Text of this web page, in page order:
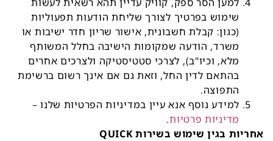
שימוש בפרטיך לצורך שליחת הודעות תפעוליות
(כגון: קבלת חשבונית, אישור שריון חדר ישיבות או
משרד, הודעה שמקומות הישיבה בחלל המשותף
מלא, וכיו"ב), לצרכי סטטיסטיקה ולצרכים אחרים
בהתאם לדין החל, וזאת גם אם אינך רשום ברשימת
התפוצה.
למידע נוסף אנא עיין במדיניות הפרטיות שלנו –
מדיניות פרטיות.
אחריות בגין שימוש בשירות QUICK